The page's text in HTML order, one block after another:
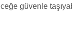
güvenle